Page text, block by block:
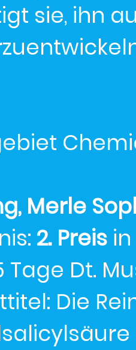
sie, ihn
Merle
2. Preis
Tage Dt.
Die